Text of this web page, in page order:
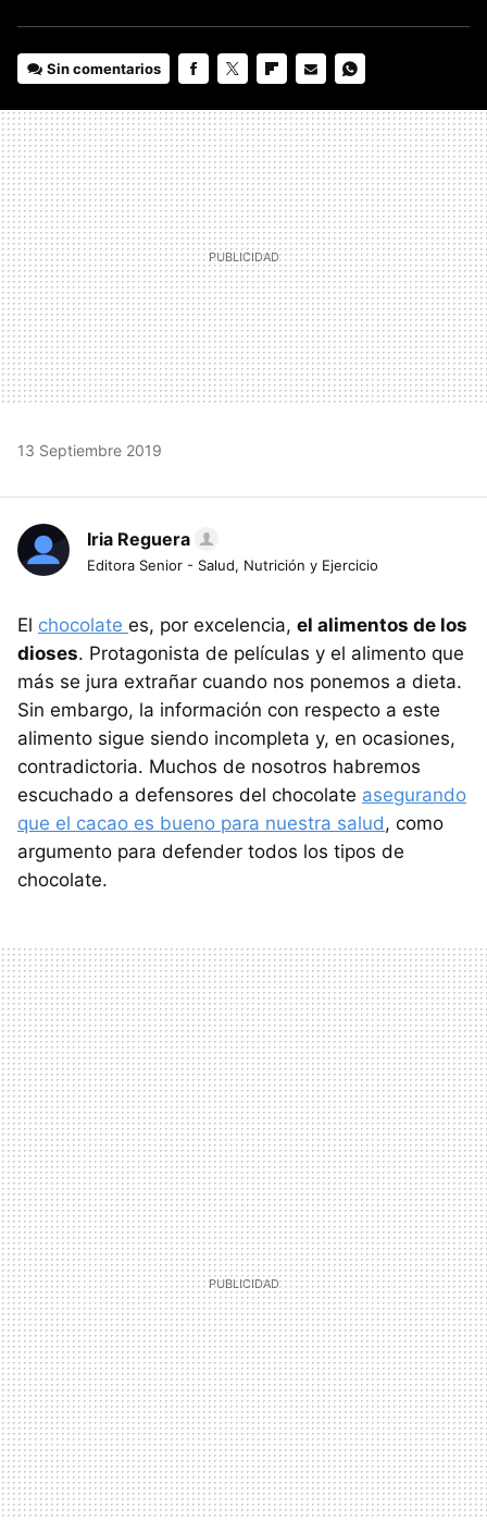
Sin comentarios
MAIL
13 Septiembre 2019
Iria Reguera
Editora Senior - Salud, Nutrición y Ejercicio
El chocolate es, por excelencia, el alimentos de los
dioses. Protagonista de películas y el alimento que
más se jura extrañar cuando nos ponemos a dieta.
Sin embargo, la información con respecto a este
alimento sigue siendo incompleta y, en ocasiones,
contradictoria. Muchos de nosotros habremos
escuchado a defensores del chocolate asegurando
que el cacao es bueno para nuestra salud, como
argumento para defender todos los tipos de
chocolate.